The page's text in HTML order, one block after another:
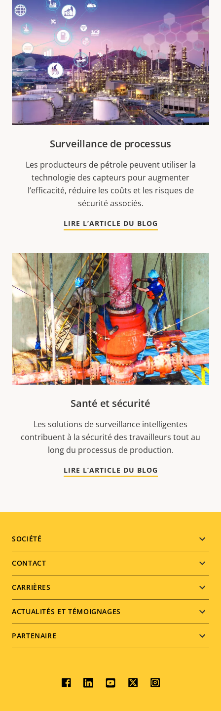
Surveillance de processus
Les producteurs de pétrole peuvent utiliser la
technologie des capteurs pour augmenter
l’efficacité, réduire les coûts et les risques de
sécurité associés.
LIRE L’ARTICLE DU BLOG
Santé et sécurité
Les solutions de surveillance intelligentes
contribuent à la sécurité des travailleurs tout au
long du processus de production.
LIRE L’ARTICLE DU BLOG
Footer
menu
SOCIÉTÉ
CONTACT
CARRIÈRES
ACTUALITÉS ET TÉMOIGNAGES
PARTENAIRE
Social